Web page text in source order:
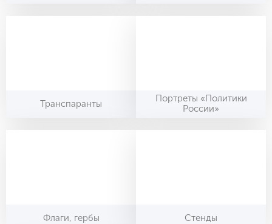
Транспаранты
Портреты «Политики
России»
Флаги, гербы Стенды